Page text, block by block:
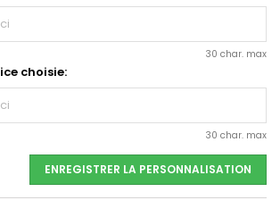
30 char. max
choisie:
30 char. max
ENREGISTRER LA PERSONNALISATION